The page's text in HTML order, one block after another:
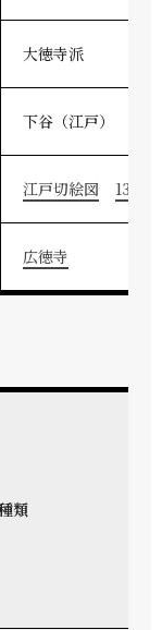
大徳寺派
下谷（江戸）
江戸切絵図 13-304
広徳寺
類